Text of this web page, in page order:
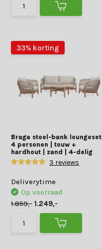
33% korting
Braga stoel-bank loungeset
4 personen | touw +
hardhout | zand | 4-delig
3 reviews
Deliverytime
Op voorraad
1.859,- 1.249,-